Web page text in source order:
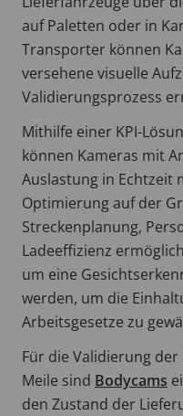
auf Paletten oder in
Transporter können
versehene visuelle
Validierungsprozess
Mithilfe einer KPI-
können Kameras mit
Auslastung in Echtzeit
Optimierung auf der
Streckenplanung,
Ladeeffizienz
um eine
werden, um die
Arbeitsgesetze zu
Für die Validierung
Meile sind Bodycams
den Zustand der